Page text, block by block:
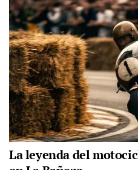
La leyenda del